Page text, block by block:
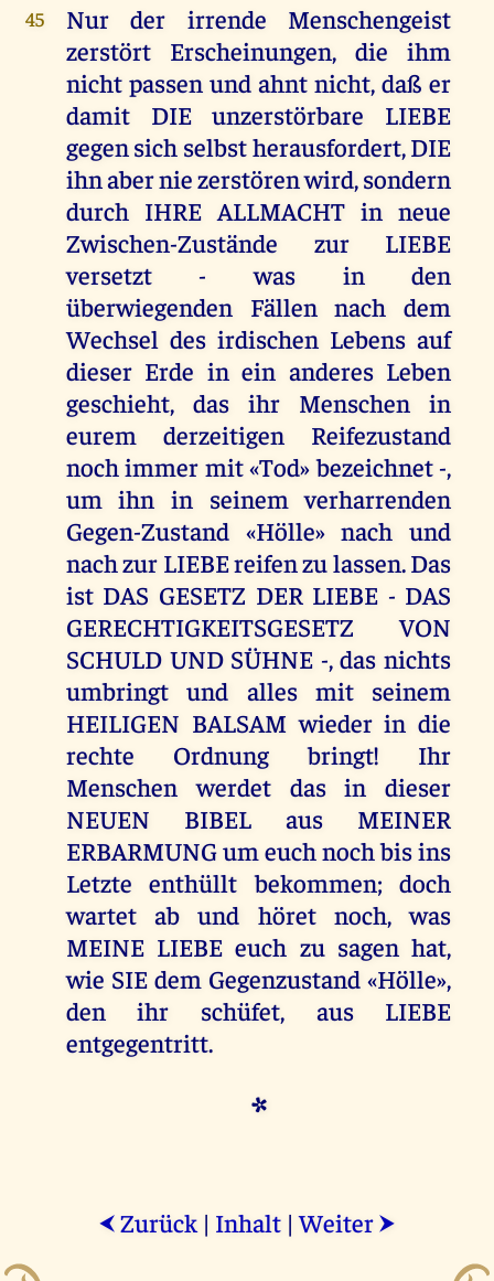
45
Nur der irrende Menschengeist
zerstört Erscheinungen, die ihm
nicht passen und ahnt nicht, daß er
damit DIE unzerstörbare LIEBE
gegen sich selbst herausfordert, DIE
ihn aber nie zerstören wird, sondern
durch IHRE ALLMACHT in neue
Zwischen-Zustände zur LIEBE
versetzt - was in den
überwiegenden Fällen nach dem
Wechsel des irdischen Lebens auf
dieser Erde in ein anderes Leben
geschieht, das ihr Menschen in
eurem derzeitigen Reifezustand
noch immer mit «Tod» bezeichnet -,
um ihn in seinem verharrenden
Gegen-Zustand «Hölle» nach und
nach zur LIEBE reifen zu lassen. Das
ist DAS GESETZ DER LIEBE - DAS
GERECHTIGKEITSGESETZ VON
SCHULD UND SÜHNE -, das nichts
umbringt und alles mit seinem
HEILIGEN BALSAM wieder in die
rechte Ordnung bringt! Ihr
Menschen werdet das in dieser
NEUEN BIBEL aus MEINER
ERBARMUNG um euch noch bis ins
Letzte enthüllt bekommen; doch
wartet ab und höret noch, was
MEINE LIEBE euch zu sagen hat,
wie SIE dem Gegenzustand «Hölle»,
den ihr schüfet, aus LIEBE
entgegentritt.
*
⮜ Zurück | Inhalt |Weiter ⮞